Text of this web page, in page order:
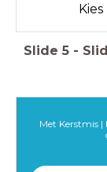
Slide 5 -
Met Kerstmis |